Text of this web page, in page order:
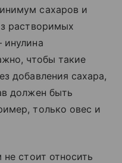
сахаров и
растворимых
инулина
чтобы такие
добавления сахара,
должен быть
только овес и
стоит относить